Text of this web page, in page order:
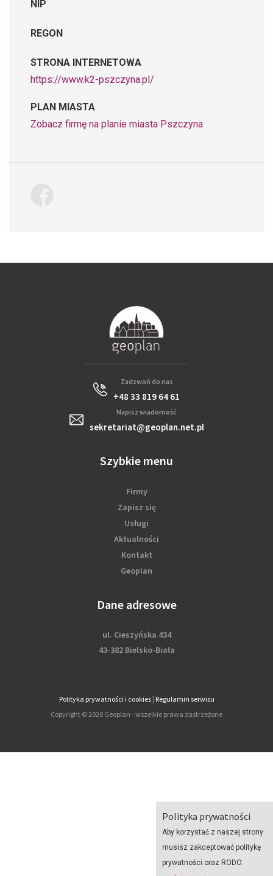
Polityka prywatności
Aby korzystać z naszej strony
musisz zakceptować politykę
prywatności oraz RODO.
NIP
REGON
STRONA INTERNETOWA
https://www.k2-pszczyna.pl/
PLAN MIASTA
Zobacz firmę na planie miasta Pszczyna
Zadzwoń do nas
+48 33 819 64 61
Napisz wiadomość
sekretariat@geoplan.net.pl
Szybkie menu
Firmy
Zapisz się
Usługi
Aktualności
Kontakt
Geoplan
Dane adresowe
ul. Cieszyńska 434
43-382 Bielsko-Biała
Polityka prywatności i cookies| Regulamin serwisu
Copyright © 2020 Geoplan - wszelkie prawa zastrzeżone